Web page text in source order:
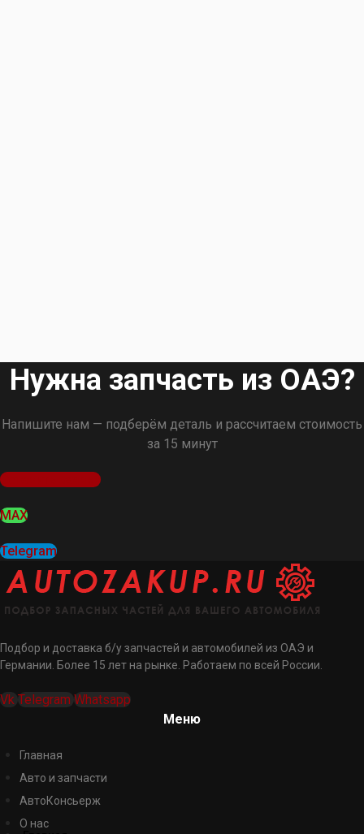
Нужна запчасть из ОАЭ?
Напишите нам — подберём деталь и рассчитаем стоимость
за 15 минут
Оставить заявку
MAX
Telegram
Подбор и доставка б/у запчастей и автомобилей из ОАЭ и
Германии. Более 15 лет на рынке. Работаем по всей России.
Vk Telegram Whatsapp
Меню
Главная
Авто и запчасти
АвтоКонсьерж
О нас